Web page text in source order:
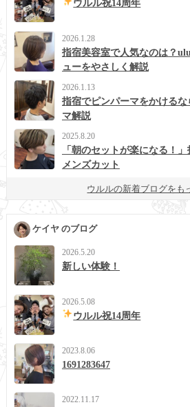
ウルル祝14周年
2026.1.28
指宿美容室で人気なのは？
ューをやさしく解説
2026.1.13
指宿でピンパーマをかける
マ解説
2025.8.20
「朝のセットが楽になる！
メンズカット
ウルルの新着ブログをも
ケイヤ のブログ
2026.5.20
新しい体験！
2026.5.08
ウルル祝14周年
2023.8.06
1691283647
2022.11.17